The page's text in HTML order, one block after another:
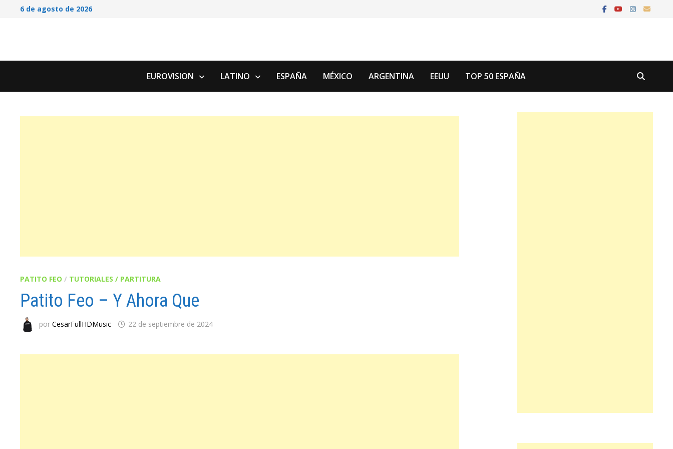
Saltar6 de agosto de 2026
EUROVISION LATINO ESPAÑA MÉXICO ARGENTINA EEUU TOP 50 ESPAÑA
PATITO FEO / TUTORIALES / PARTITURA
Patito Feo – Y Ahora Que
porCesarFullHDMusic 22 de septiembre de 2024